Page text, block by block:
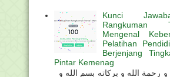
Kunci
Mengenal
Pelatihan
Berjenjang
Pintar Kemenag